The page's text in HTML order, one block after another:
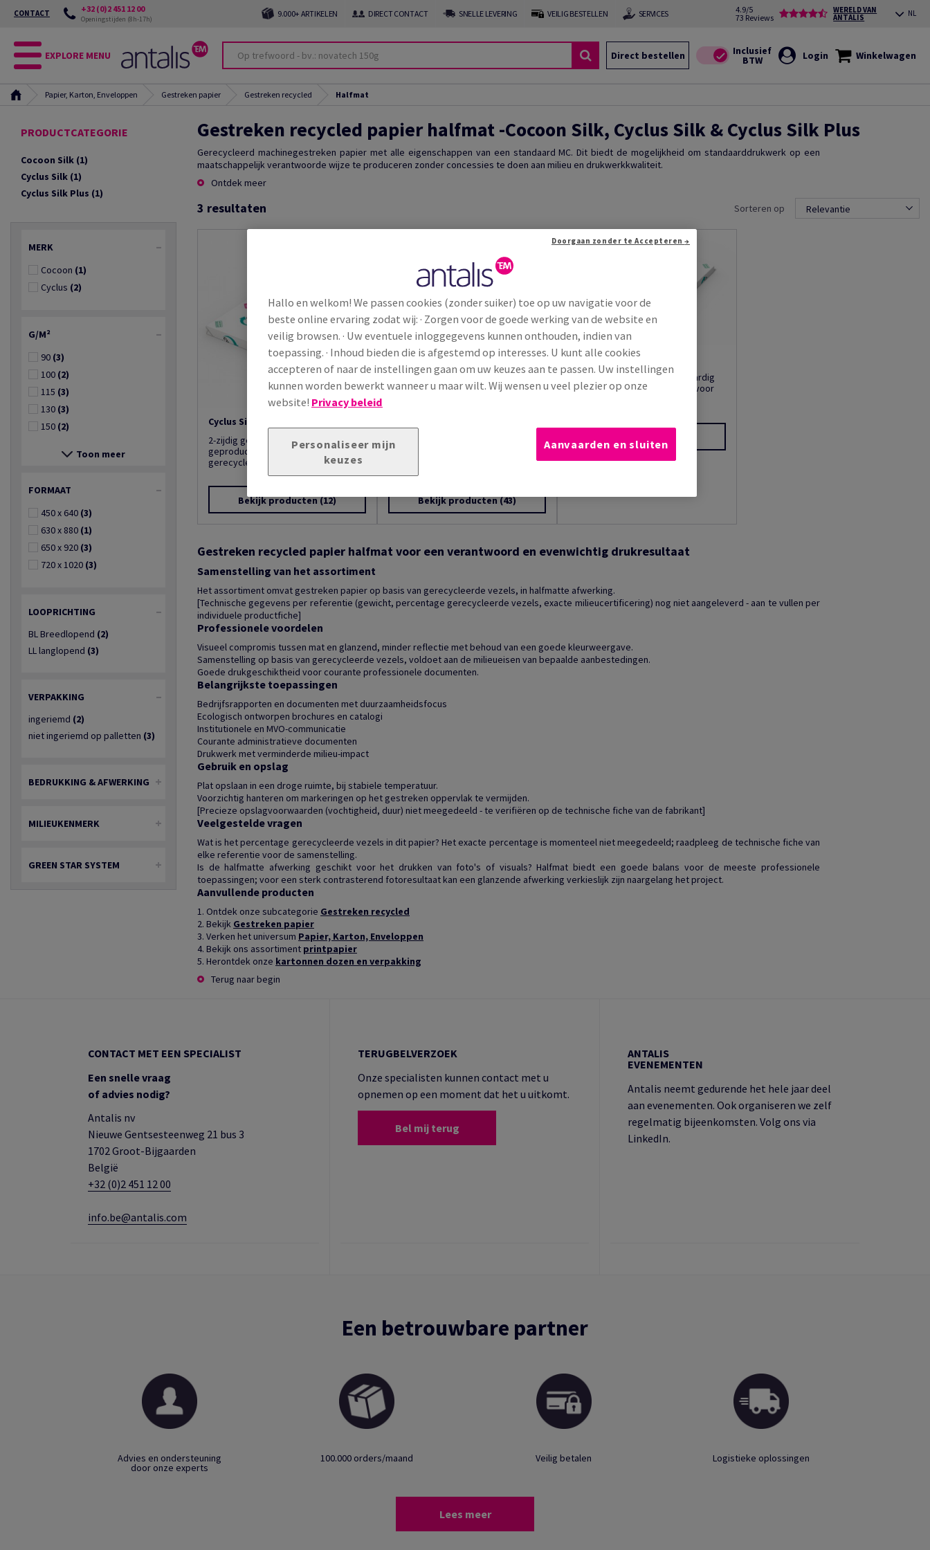
CONTACT +32 (0)2 451 12 00
Openingstijden (8h-17h) 9.000+ ARTIKELEN DIRECT CONTACT SNELLE LEVERING VEILIG BESTELLEN SERVICES
4.9/5
73 Reviews
WERELD VAN
ANTALIS NL
EXPLORE MENU Direct bestellen Login Winkelwagen
Papier, Karton, Enveloppen Gestreken papier Gestreken recycled Halfmat
PRODUCTCATEGORIE
Cocoon Silk (1)
Cyclus Silk (1)
Cyclus Silk Plus (1)
MERK
Cocoon (1)
Cyclus (2)
G/M²
90 (3)
100 (2)
115 (3)
130 (3)
150 (2)
Toon meer
FORMAAT
450 x 640 (3)
630 x 880 (1)
650 x 920 (3)
720 x 1020 (3)
LOOPRICHTING
BL Breedlopend (2)
LL langlopend (3)
VERPAKKING
ingeriemd (2)
niet ingeriemd op palletten (3)
BEDRUKKING & AFWERKING
MILIEUKENMERK
GREEN STAR SYSTEM
Gestreken recycled papier halfmat -Cocoon Silk, Cyclus Silk & Cyclus Silk Plus
Gerecycleerd machinegestreken papier met alle eigenschappen van een standaard MC. Dit biedt de mogelijkheid om standaarddrukwerk op een
maatschappelijk verantwoorde wijze te produceren zonder concessies te doen aan milieu en drukwerkkwaliteit.
Ontdek meer
3 resultaten Sorteren op Relevantie
Cyclus Silk
2-zijdig gestreken halfmat papier,
geproduceerd met 100%
gerecycleerde vezels.
Bekijk producten(12)
100% post-consumer gerecycleerd
FSC® gecertificeerd
machinegestreken papier en karton
h...
Bekijk producten(43)
Cyclus Silk Plus
Cyclus Silk Plus is een hoogwaardig
gecoat gerecycled papier dat voor
Gestreken recycled papier halfmat voor een verantwoord en evenwichtig drukresultaat
Samenstelling van het assortiment
Het assortiment omvat gestreken papier op basis van gerecycleerde vezels, in halfmatte afwerking.
[Technische gegevens per referentie (gewicht, percentage gerecycleerde vezels, exacte milieucertificering) nog niet aangeleverd - aan te vullen per
individuele productfiche]
Professionele voordelen
Visueel compromis tussen mat en glanzend, minder reflectie met behoud van een goede kleurweergave.
Samenstelling op basis van gerecycleerde vezels, voldoet aan de milieueisen van bepaalde aanbestedingen.
Goede drukgeschiktheid voor courante professionele documenten.
Belangrijkste toepassingen
Bedrijfsrapporten en documenten met duurzaamheidsfocus
Ecologisch ontworpen brochures en catalogi
Institutionele en MVO-communicatie
Courante administratieve documenten
Drukwerk met verminderde milieu-impact
Gebruik en opslag
Plat opslaan in een droge ruimte, bij stabiele temperatuur.
Voorzichtig hanteren om markeringen op het gestreken oppervlak te vermijden.
[Precieze opslagvoorwaarden (vochtigheid, duur) niet meegedeeld - te verifiëren op de technische fiche van de fabrikant]
Veelgestelde vragen
Wat is het percentage gerecycleerde vezels in dit papier? Het exacte percentage is momenteel niet meegedeeld; raadpleeg de technische fiche van
elke referentie voor de samenstelling.
Is de halfmatte afwerking geschikt voor het drukken van foto's of visuals? Halfmat biedt een goede balans voor de meeste professionele
toepassingen; voor een sterk contrasterend fotoresultaat kan een glanzende afwerking verkieslijk zijn naargelang het project.
Aanvullende producten
1. Ontdek onze subcategorie Gestreken recycled
2. Bekijk Gestreken papier
3. Verken het universum Papier, Karton, Enveloppen
4. Bekijk ons assortiment printpapier
5. Herontdek onze kartonnen dozen en verpakking
Terug naar begin
CONTACT MET EEN SPECIALIST
Een snelle vraag
of advies nodig?
Antalis nv
Nieuwe Gentsesteenweg 21 bus 3
1702 Groot-Bijgaarden
België
+32 (0)2 451 12 00
info.be@antalis.com
TERUGBELVERZOEK
Onze specialisten kunnen contact met u
opnemen op een moment dat het u uitkomt.
Bel mij terug
ANTALIS
EVENEMENTEN
Antalis neemt gedurende het hele jaar deel
aan evenementen. Ook organiseren we zelf
regelmatig bijeenkomsten. Volg ons via
LinkedIn.
Een betrouwbare partner
Advies en ondersteuning
door onze experts
100.000 orders/maand Veilig betalen Logistieke oplossingen
Lees meer
Hallo en welkom! We passen cookies (zonder suiker) toe op uw navigatie voor de
beste online ervaring zodat wij: · Zorgen voor de goede werking van de website en
veilig browsen. · Uw eventuele inloggegevens kunnen onthouden, indien van
toepassing. · Inhoud bieden die is afgestemd op interesses. U kunt alle cookies
accepteren of naar de instellingen gaan om uw keuzes aan te passen. Uw instellingen
kunnen worden bewerkt wanneer u maar wilt. Wij wensen u veel plezier op onze
website! Privacy beleid
Personaliseer mijn
keuzes
Doorgaan zonder te Accepteren →
Aanvaarden en sluiten